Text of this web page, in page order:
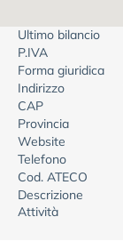
Ultimo bilancio
P.IVA
Forma giuridica
Indirizzo
CAP
Provincia
Website
Telefono
Cod. ATECO
Descrizione
Attività